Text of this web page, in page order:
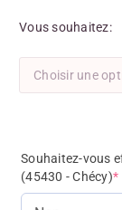
Vous souhaitez
Choisir une
Souhaitez-vous
(45430 - Chécy)*